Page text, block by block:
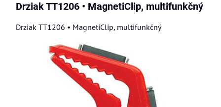
Drziak TT1206 • MagnetiClip, multifunkčný
Drziak TT1206 • MagnetiClip, multifunkčný